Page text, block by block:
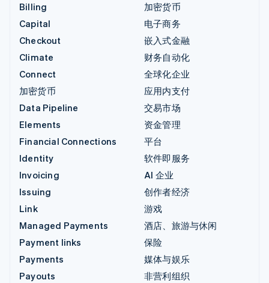
Billing
Capital
Checkout
Climate
Connect
加密货币
Data Pipeline
Elements
Financial Connections
Identity
Invoicing
Issuing
Link
Managed Payments
Payment links
Payments
Payouts
加密货币
电子商务
嵌入式金融
财务自动化
全球化企业
应用内支付
交易市场
资金管理
平台
软件即服务
AI 企业
创作者经济
游戏
酒店、旅游与休闲
保险
媒体与娱乐
非营利组织